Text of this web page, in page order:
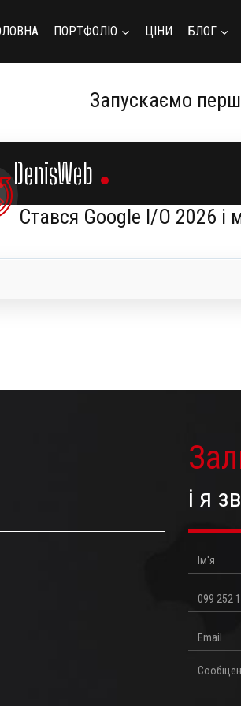
ПОРТФОЛІО ЦІНИ БЛОГ
Запускаємо
і я
Ім'я
Телефон
Email